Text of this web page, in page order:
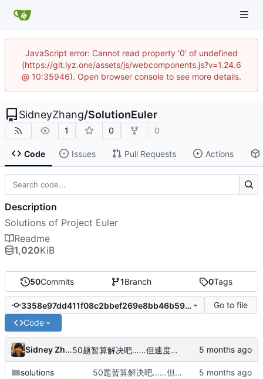
JavaScript error: Cannot read property '0' of undefined
(https://git.lyz.one/assets/js/webcomponents.js?v=1.24.6
@ 10:35946). Open browser console to see more details.
SidneyZhang/SolutionEuler
1 0 0
Code Issues Pull Requests Actions
50Commits 1Branch 0Tags
3358e97dd411f08c2bbef269e8bb46b593eba3a3
Go to file
Code
Sidney Zhang 50题暂算解决吧……但速度依然不是很满意。
solutions 50题暂算解决吧……但速度依然不是很满意。
Description
Solutions of Project Euler
Readme
1,020KiB